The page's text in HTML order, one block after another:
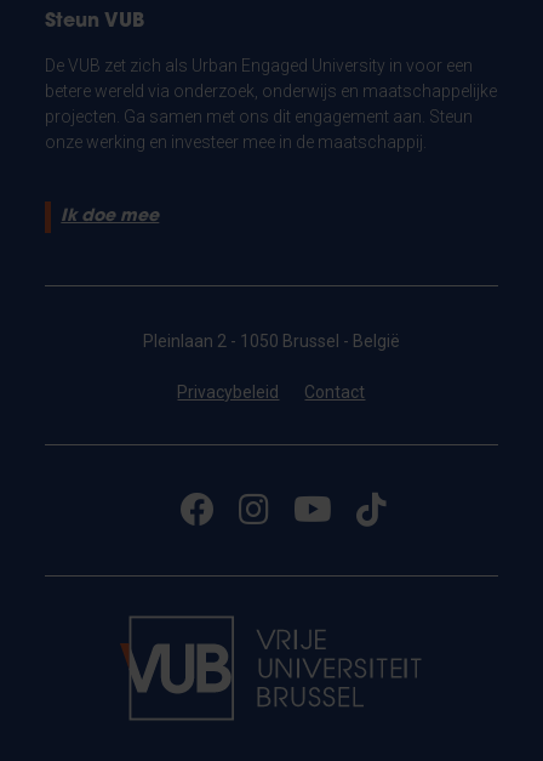
Steun VUB
De VUB zet zich als Urban Engaged University in voor een
betere wereld via onderzoek, onderwijs en maatschappelijke
projecten. Ga samen met ons dit engagement aan. Steun
onze werking en investeer mee in de maatschappij.
Ik doe mee
Pleinlaan 2 - 1050 Brussel - België
Privacybeleid Contact